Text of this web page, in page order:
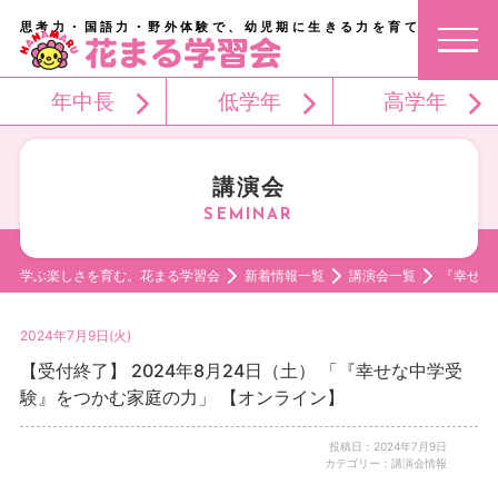
思考力・国語力・野外体験で、幼児期に生きる力を育てる。
年中長 低学年 高学年
講演会
学ぶ楽しさを育む。花まる学習会 新着情報一覧 講演会一覧 『幸せ
2024年7月9日(火)
【受付終了】 2024年8月24日（土） 「『幸せな中学受
験』をつかむ家庭の力」 【オンライン】
投稿日：2024年7月9日
カテゴリー：講演会情報